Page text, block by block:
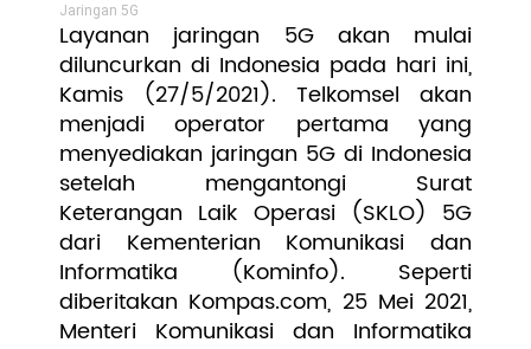
Jaringan 5G
Layanan jaringan 5G akan mulai
diluncurkan di Indonesia pada hari ini,
Kamis (27/5/2021). Telkomsel akan
menjadi operator pertama yang
menyediakan jaringan 5G di Indonesia
setelah mengantongi Surat
Keterangan Laik Operasi (SKLO) 5G
dari Kementerian Komunikasi dan
Informatika (Kominfo). Seperti
diberitakan Kompas.com, 25 Mei 2021,
Menteri Komunikasi dan Informatika